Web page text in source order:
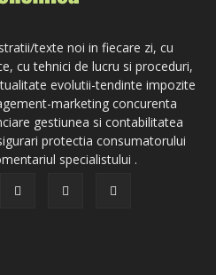
texte noi in fiecare zi, cu
cu tehnici de lucru si proceduri,
evolutii-tendinte impozite
marketing concurenta
gestiunea si contabilitatea
protectia consumatorului
specialistului .